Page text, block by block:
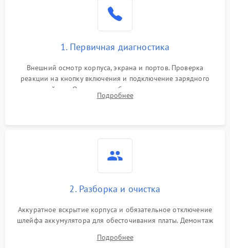
1. Первичная диагностика
Внешний осмотр корпуса, экрана и портов. Проверка
реакции на кнопку включения и подключение зарядного
устройства. Оценка потребления тока с помощью
лабораторного блока питания для локализации проблемы.
Подробнее
2. Разборка и очистка
Аккуратное вскрытие корпуса и обязательное отключение
шлейфа аккумулятора для обесточивания платы. Демонтаж
высохшей термопасты с кристаллов чипов.
Подробнее